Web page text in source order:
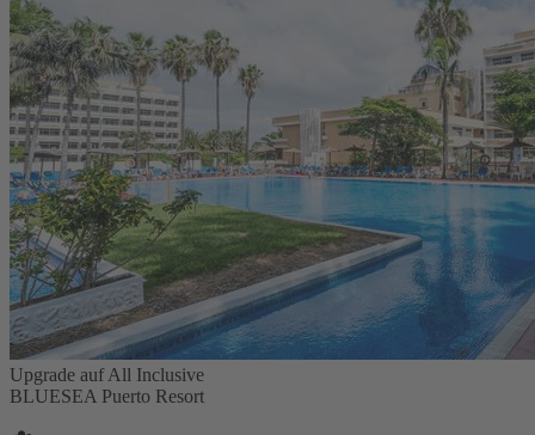
Upgrade auf All Inclusive
BLUESEA Puerto Resort